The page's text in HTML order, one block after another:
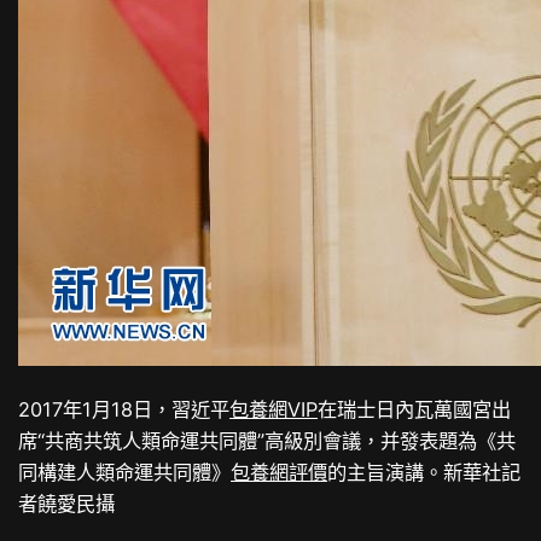
2017年1月18日，習近平包養網VIP在瑞士日內瓦萬國宮出
席“共商共筑人類命運共同體”高級別會議，并發表題為《共
同構建人類命運共同體》包養網評價的主旨演講。新華社記
者饒愛民攝